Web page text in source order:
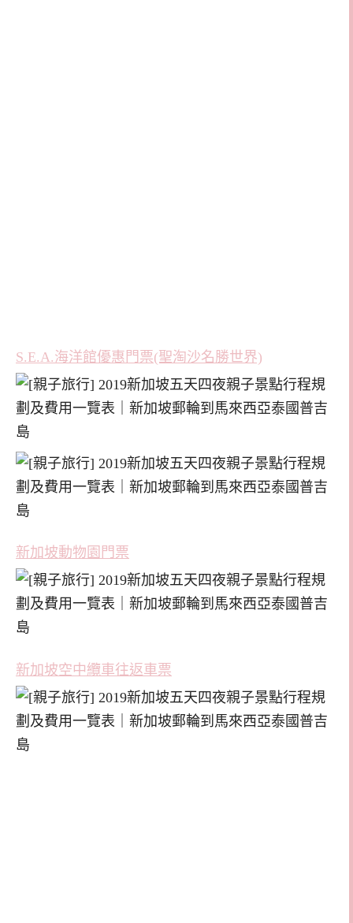
S.E.A.海洋館優惠門票(聖淘沙名勝世界)
新加坡動物園門票
新加坡空中纜車往返車票